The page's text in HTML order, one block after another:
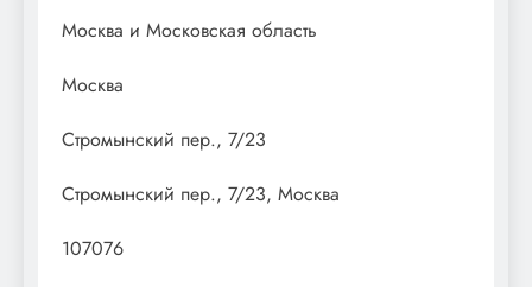
Москва и Московская область
Москва
Стромынский пер., 7/23
Стромынский пер., 7/23, Москва
107076